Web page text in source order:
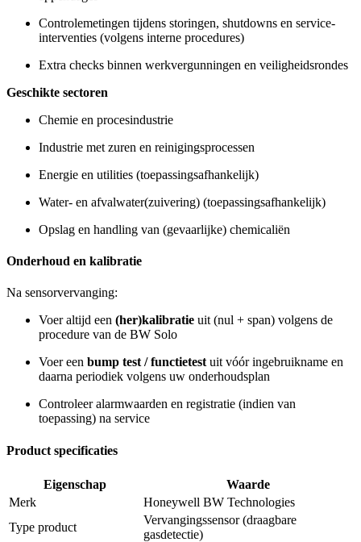
Controlemetingen tijdens storingen, shutdowns en service-
interventies (volgens interne procedures)
Extra checks binnen werkvergunningen en veiligheidsrondes
Geschikte sectoren
Chemie en procesindustrie
Industrie met zuren en reinigingsprocessen
Energie en utilities (toepassingsafhankelijk)
Water- en afvalwater(zuivering) (toepassingsafhankelijk)
Opslag en handling van (gevaarlijke) chemicaliën
Onderhoud en kalibratie
Na sensorvervanging:
Voer altijd een (her)kalibratie uit (nul + span) volgens de
procedure van de BW Solo
Voer een bump test / functietestuit vóór ingebruikname en
daarna periodiek volgens uw onderhoudsplan
Controleer alarmwaarden en registratie (indien van
toepassing) na service
Product specificaties
Eigenschap
Waarde
Merk
Honeywell BW Technologies
Type product
Vervangingssensor (draagbare
gasdetectie)